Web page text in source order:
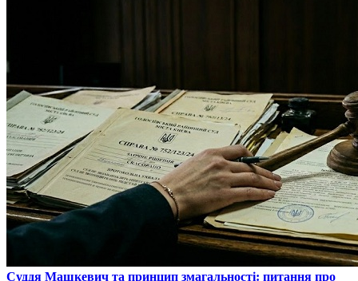
​Суддя Машкевич та принцип змагальності: питання про